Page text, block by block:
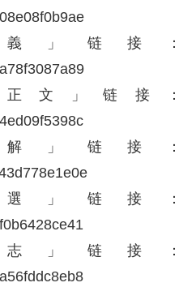
b9ae
」链接：
7a89
文」链接：
398c
」链接：
1e0e
」链接：
ce41
」链接：
8eb8